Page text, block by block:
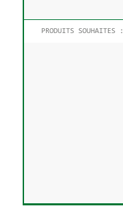
PRODUITS SOUHAITES :